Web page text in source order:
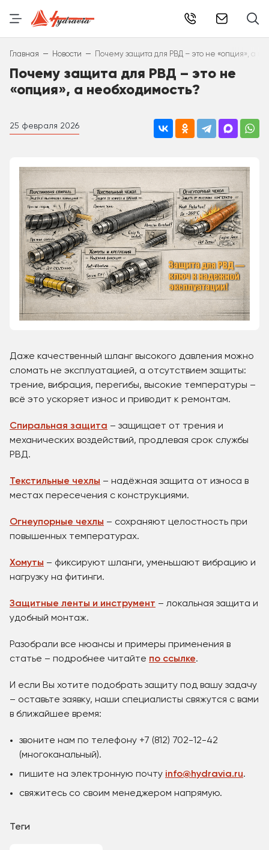
Главная – Новости – Почему защита для РВД – это не «опция», а
Почему защита для РВД – это не
«опция», а необходимость?
25 февраля 2026
Даже качественный шланг высокого давления можно
сломать не эксплуатацией, а отсутствием защиты:
трение, вибрация, перегибы, высокие температуры –
всё это ускоряет износ и приводит к ремонтам.
Спиральная защита – защищает от трения и
механических воздействий, продлевая срок службы
РВД.
Текстильные чехлы – надёжная защита от износа в
местах пересечения с конструкциями.
Огнеупорные чехлы – сохраняют целостность при
повышенных температурах.
Хомуты – фиксируют шланги, уменьшают вибрацию и
нагрузку на фитинги.
Защитные ленты и инструмент – локальная защита и
удобный монтаж.
Разобрали все нюансы и примеры применения в
статье – подробнее читайте по ссылке.
И если Вы хотите подобрать защиту под вашу задачу
– оставьте заявку, наши специалисты свяжутся с вами
в ближайшее время:
звоните нам по телефону +7 (812) 702-12-42
(многоканальный).
пишите на электронную почту info@hydravia.ru.
свяжитесь со своим менеджером напрямую.
Теги